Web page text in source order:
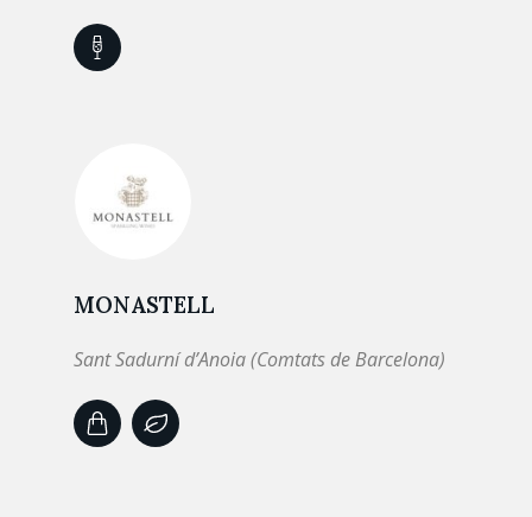
MONASTELL
Sant Sadurní d’Anoia (Comtats de Barcelona)